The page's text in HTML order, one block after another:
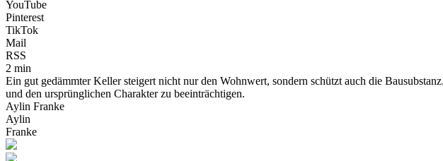
YouTube
Pinterest
TikTok
Mail
RSS
2 min
Ein gut gedämmter Keller steigert nicht nur den Wohnwert, sondern schützt auch die
und den ursprünglichen Charakter zu beeinträchtigen.
Aylin Franke
Aylin
Franke